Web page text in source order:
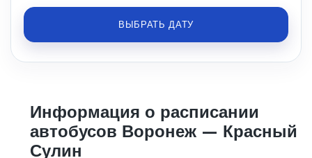
ВЫБРАТЬ ДАТУ
Информация о расписании
автобусов Воронеж — Красный
Сулин